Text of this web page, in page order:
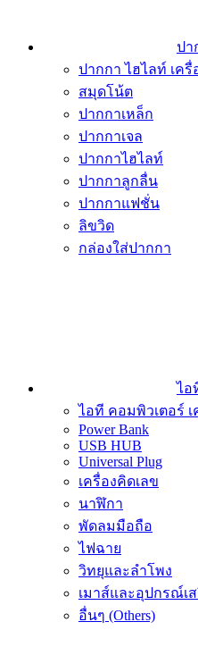
ปา
ปากกา ไฮไลท์ เค
สมุดโน้ต
ปากกาเหล็ก
ปากกาเจล
ปากกาไฮไลท์
ปากกาลูกลื่น
ปากกาแฟชั่น
ลิขวิด
กล่องใส่ปากกา
ไอ
ไอที คอมพิวเตอร์
Power Bank
USB HUB
Universal Plug
เครื่องคิดเลข
นาฬิกา
พัดลมมือถือ
ไฟฉาย
วิทยุและลำโพง
เมาส์และอุปกรณ์เ
อื่นๆ (Others)